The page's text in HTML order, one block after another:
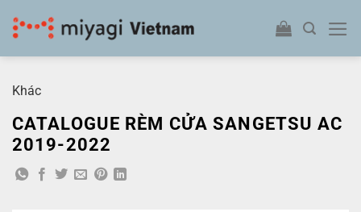
qua
Khác
CATALOGUE RÈM CỬA SANGETSU AC
2019-2022